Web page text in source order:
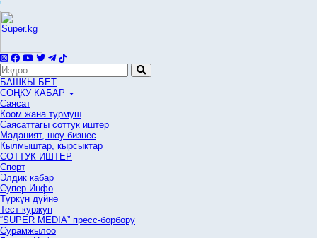
'
БАШКЫ БЕТ
СОҢКУ КАБАР
Саясат
Коом жана турмуш
Саясаттагы соттук иштер
Маданият, шоу-бизнес
Кылмыштар, кырсыктар
СОТТУК ИШТЕР
Спорт
Элдик кабар
Супер-Инфо
Түркүн дүйнө
Тест куржун
“SUPER MEDIA” пресс-борбору
Сурамжылоо